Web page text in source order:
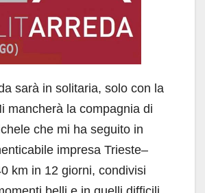
sarà in solitaria, solo con la
mancherà la compagnia di
che mi ha seguito in
impresa Trieste–
km in 12 giorni, condivisi